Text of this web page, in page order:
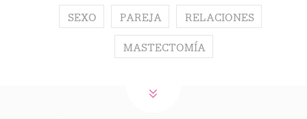
SEXO PAREJA RELACIONES
MASTECTOMÍA